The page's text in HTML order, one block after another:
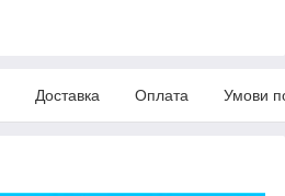
Доставка Оплата Умови